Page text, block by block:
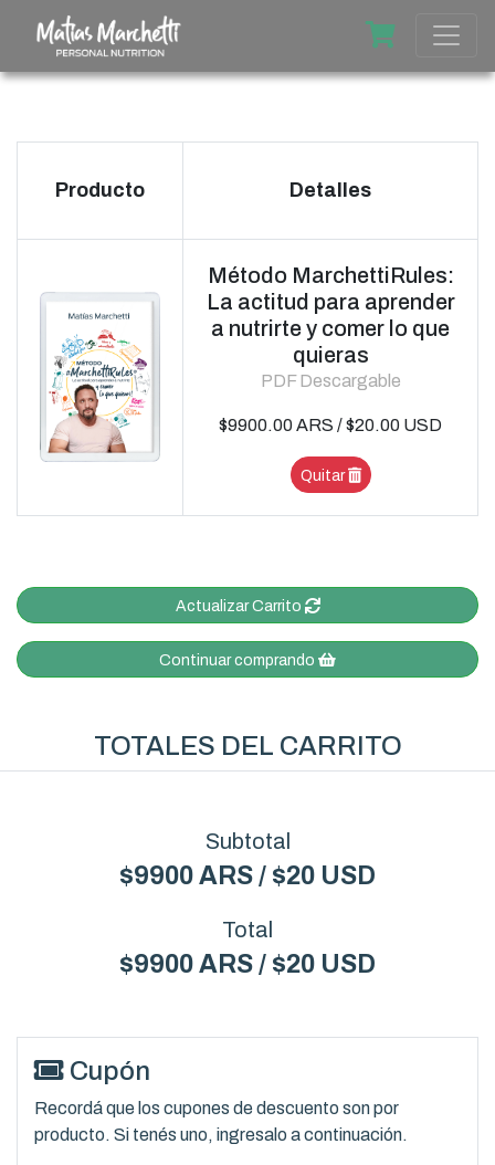
Producto Detalles
Método MarchettiRules:
La actitud para aprender
a nutrirte y comer lo que
quieras
PDF Descargable
$9900.00 ARS / $20.00 USD
Quitar
Actualizar Carrito
Continuar comprando
TOTALES DEL CARRITO
Subtotal
$9900 ARS / $20 USD
Total
$9900 ARS / $20 USD
Cupón
Recordá que los cupones de descuento son por
producto. Si tenés uno, ingresalo a continuación.